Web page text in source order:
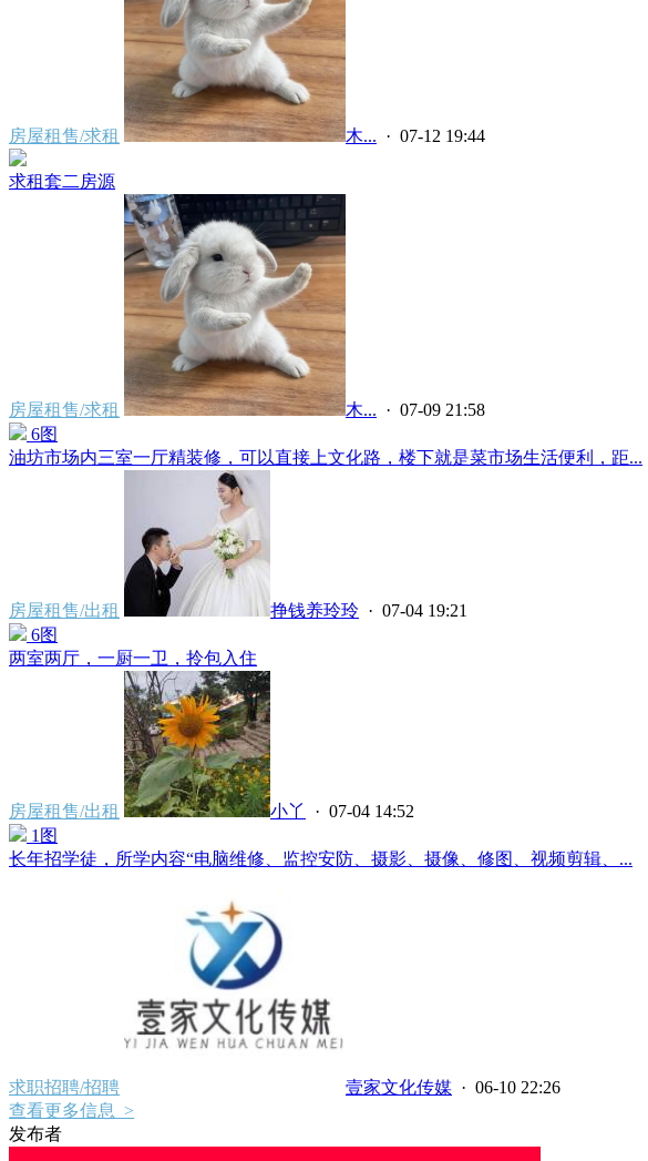
房屋租售/求租 ㅤㅤㅤㅤㅤㅤ木... · 07-12 19:44
求租套二房源
房屋租售/求租 ㅤㅤㅤㅤㅤㅤ木... · 07-09 21:58
6图
油坊市场内三室一厅精装修，可以直接上文化路，楼下就是菜市场生活便利，距...
房屋租售/出租 挣钱养玲玲 · 07-04 19:21
6图
两室两厅，一厨一卫，拎包入住
房屋租售/出租 小丫
· 07-04 14:52
1图
长年招学徒，所学内容“电脑维修、监控安防、摄影、摄像、修图、视频剪辑、...
求职招聘/招聘 壹家文化传媒 · 06-10 22:26
查看更多信息 >
发布者